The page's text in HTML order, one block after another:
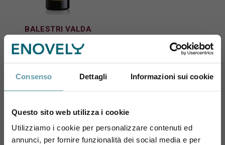
Consenso Dettagli Informazioni sui cookie
Questo sito web utilizza i cookie
Utilizziamo i cookie per personalizzare contenuti ed
annunci, per fornire funzionalità dei social media e per
BALESTRI VALDA
Classico Doc Vigneto
Sengialta 2021
24,00 €